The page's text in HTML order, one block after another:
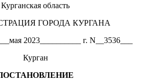
Курганская область
ГОРОДА КУРГАНА
2023__________ г. N__3536___
Курган